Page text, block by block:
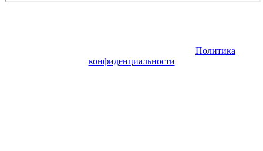
Политика
конфиденциальности